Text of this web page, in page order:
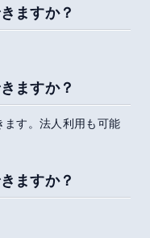
ますか？
ますか？
ます。法人利用も可能
ますか？